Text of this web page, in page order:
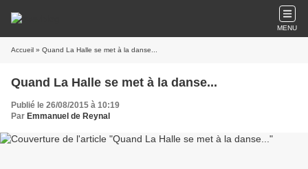
MENU
Accueil » Quand La Halle se met à la danse...
Quand La Halle se met à la danse...
Publié le 26/08/2015 à 10:19
Par Emmanuel de Reynal